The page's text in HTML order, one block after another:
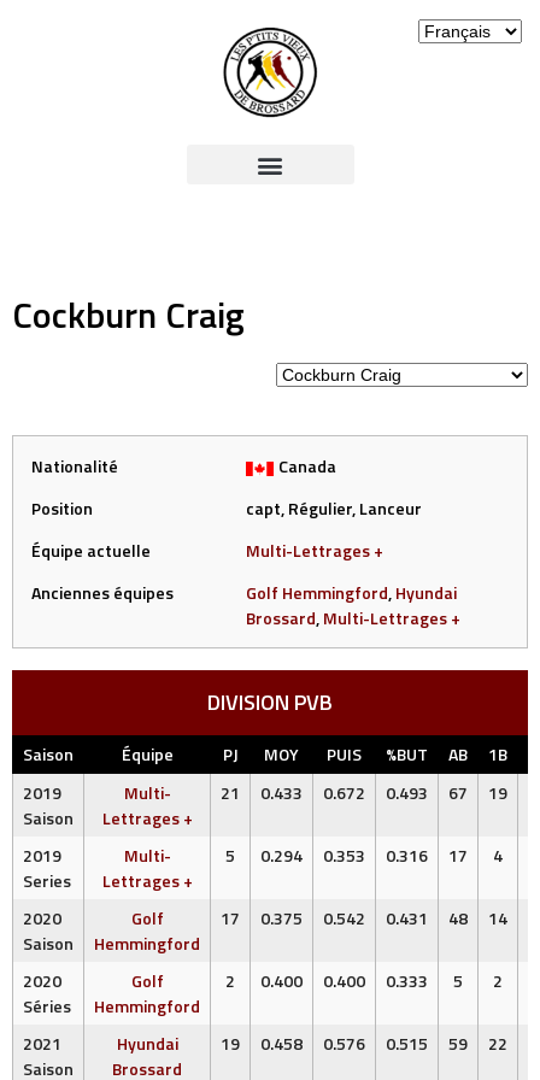
Cockburn Craig
Nationalité
Canada
Position
capt, Régulier, Lanceur
Équipe actuelle
Multi-Lettrages +
Anciennes équipes
Golf Hemmingford,Hyundai
Brossard,Multi-Lettrages +
DIVISION PVB
Saison Équipe PJ MOY PUIS %BUT AB 1B
2019
Saison
Multi-
Lettrages +
21 0.433 0.672 0.493 67 19
2019
Series
Multi-
Lettrages +
5 0.294 0.353 0.316 17 4
2020
Saison
Golf
Hemmingford
17 0.375 0.542 0.431 48 14
2020
Séries
Golf
Hemmingford
2 0.400 0.400 0.333 5 2
2021
Saison
Hyundai
Brossard
19 0.458 0.576 0.515 59 22